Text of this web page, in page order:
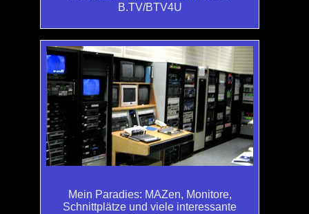
B.TV/BTV4U
Mein Paradies: MAZen, Monitore,
Schnittplätze und viele interessante